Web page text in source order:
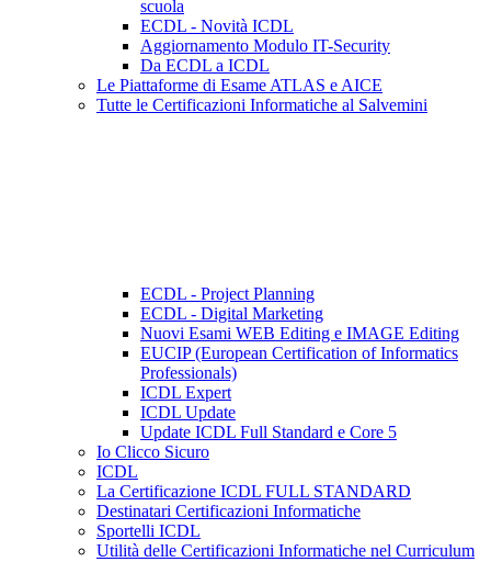
scuola
ECDL - Novità ICDL
Aggiornamento Modulo IT-Security
Da ECDL a ICDL
Le Piattaforme di Esame ATLAS e AICE
Tutte le Certificazioni Informatiche al Salvemini
ECDL - Project Planning
ECDL - Digital Marketing
Nuovi Esami WEB Editing e IMAGE Editing
EUCIP (European Certification of Informatics
Professionals)
ICDL Expert
ICDL Update
Update ICDL Full Standard e Core 5
Io Clicco Sicuro
ICDL
La Certificazione ICDL FULL STANDARD
Destinatari Certificazioni Informatiche
Sportelli ICDL
Utilità delle Certificazioni Informatiche nel Curriculum